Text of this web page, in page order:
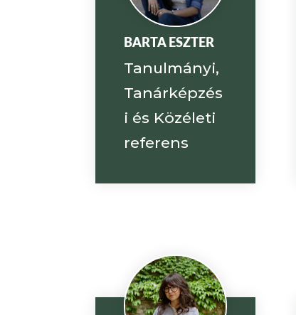
BARTA ESZTER
Tanulmányi,
Tanárképzés
i és Közéleti
referens